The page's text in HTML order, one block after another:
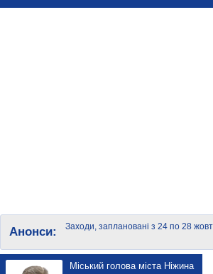
Анонси:
Заходи, заплановані з 24 по 28
Міський голова міста Ніжина